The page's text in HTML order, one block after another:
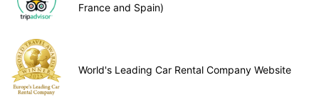
France and Spain)
World's Leading Car Rental Company Website